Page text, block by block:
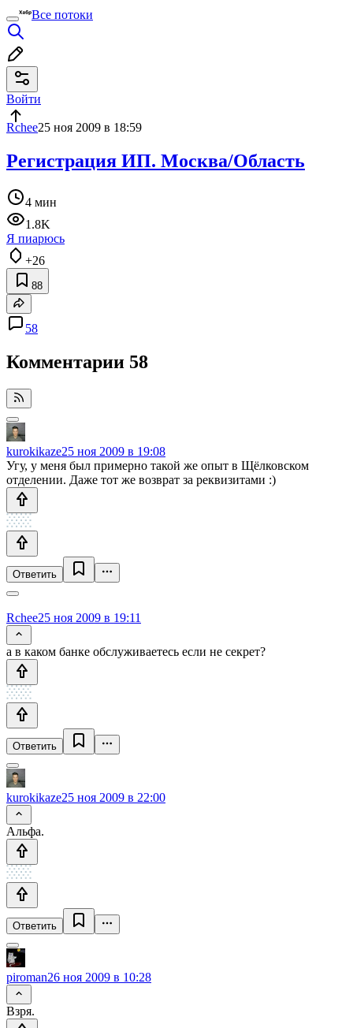
Все потоки
Войти
Rchee25 ноя 2009 в 18:59
Регистрация ИП. Москва/Область
4 мин
1.8K
Я пиарюсь
+26
88
58
Комментарии 58
kurokikaze25 ноя 2009 в 19:08
Угу, у меня был примерно такой же опыт в Щёлковском
отделении. Даже тот же возврат за реквизитами :)
Ответить
Rchee25 ноя 2009 в 19:11
а в каком банке обслуживаетесь если не секрет?
Ответить
kurokikaze25 ноя 2009 в 22:00
Альфа.
Ответить
piroman26 ноя 2009 в 10:28
Взря.